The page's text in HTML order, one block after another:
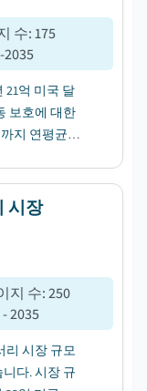
수:175
2035
21억 미국 달
보호에 대한
지 연평균성
시장
지 수:250
2035
리 시장 규모
다. 시장 규